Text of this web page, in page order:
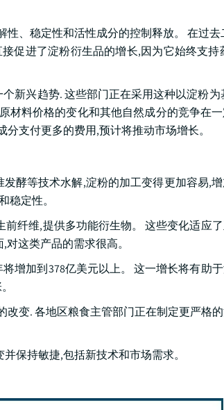
、稳定性和活性成分的控制释放。 在过
促进了淀粉衍生品的增长,因为它始终支持
新兴趋势. 这些部门正在采用这种以淀粉
材料价格的变化和其他自然成分的竞争在
支付更多的费用,预计将推动市场增长。
酵等技术水解,淀粉的加工变得更加容易,
稳定性。
纤维,提供多功能衍生物。 这些变化适应
这类产品的需求很高。
增加到378亿美元以上。 这一增长将有助
变. 各地区粮食主管部门正在制定更严格
保持敏捷,包括新技术和市场需求。